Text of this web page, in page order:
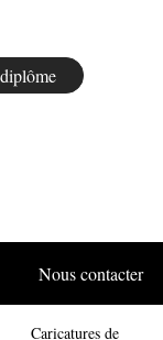
Nous contacter
Caricatures de